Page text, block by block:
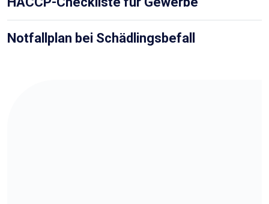
Notfallplan bei Schädlingsbefall